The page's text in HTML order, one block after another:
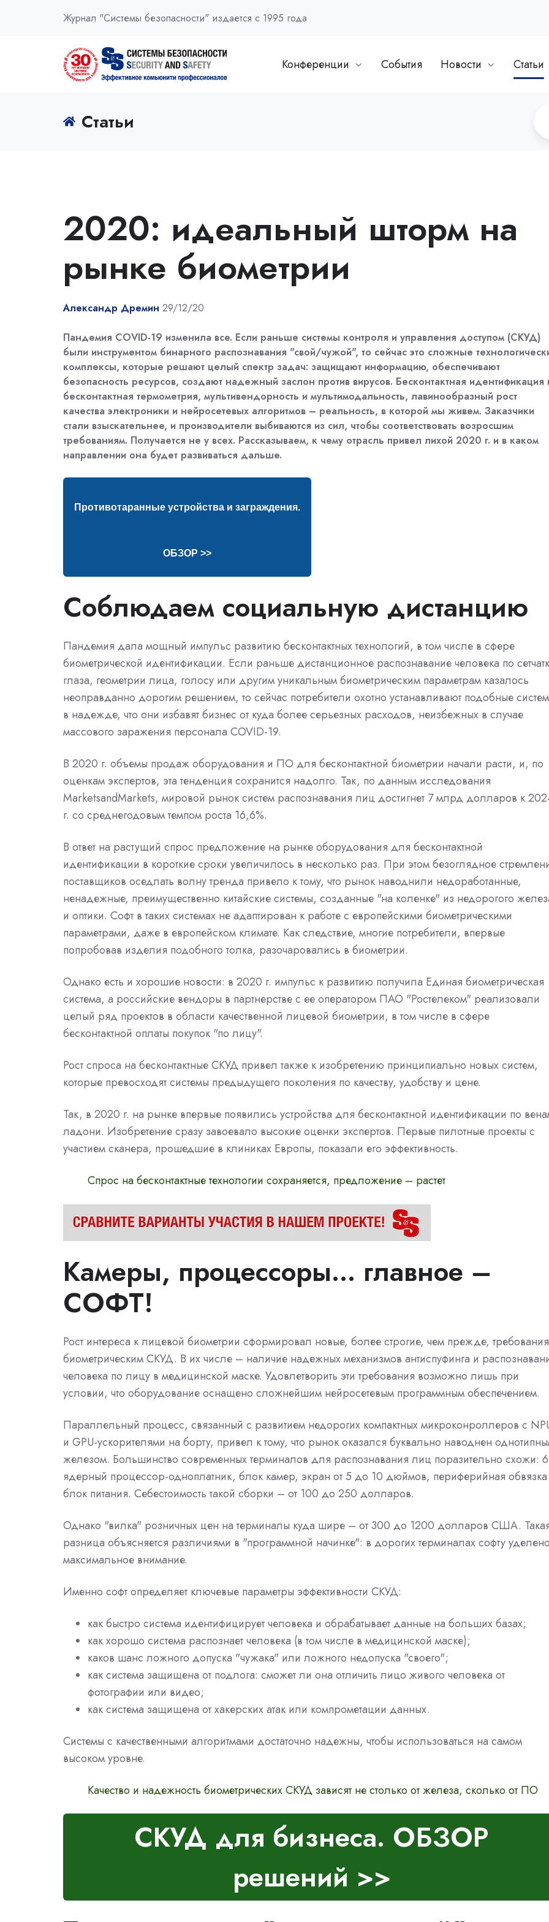
Журнал "Системы безопасности" издается с 1995 года
Конференции События Новости Статьи
Статьи
2020: идеальный шторм на
рынке биометрии
Александр Дремин 29/12/20
Пандемия COVID-19 изменила все. Если раньше системы контроля и управления доступом (СКУД)
были инструментом бинарного распознавания "свой/чужой", то сейчас это сложные
комплексы, которые решают целый спектр задач: защищают информацию, обеспечивают
безопасность ресурсов, создают надежный заслон против вирусов. Бесконтактная идентификация
бесконтактная термометрия, мультивендорность и мультимодальность, лавинообразный рост
качества электроники и нейросетевых алгоритмов – реальность, в которой мы живем. Заказчики
стали взыскательнее, и производители выбиваются из сил, чтобы соответствовать возросшим
требованиям. Получается не у всех. Рассказываем, к чему отрасль привел лихой 2020 г. и в каком
направлении она будет развиваться дальше.
Противотаранные устройства и заграждения.
ОБЗОР >>
Соблюдаем социальную дистанцию
Пандемия дала мощный импульс развитию бесконтактных технологий, в том числе в сфере
биометрической идентификации. Если раньше дистанционное распознавание человека по
глаза, геометрии лица, голосу или другим уникальным биометрическим параметрам казалось
неоправданно дорогим решением, то сейчас потребители охотно устанавливают подобные
в надежде, что они избавят бизнес от куда более серьезных расходов, неизбежных в случае
массового заражения персонала COVID-19.
В 2020 г. объемы продаж оборудования и ПО для бесконтактной биометрии начали расти, и, по
оценкам экспертов, эта тенденция сохранится надолго. Так, по данным исследования
MarketsandMarkets, мировой рынок систем распознавания лиц достигнет 7 млрд долларов к
г. со среднегодовым темпом роста 16,6%.
В ответ на растущий спрос предложение на рынке оборудования для бесконтактной
идентификации в короткие сроки увеличилось в несколько раз. При этом безоглядное
поставщиков оседлать волну тренда привело к тому, что рынок наводнили недоработанные,
ненадежные, преимущественно китайские системы, созданные "на коленке" из недорогого
и оптики. Софт в таких системах не адаптирован к работе с европейскими биометрическими
параметрами, даже в европейском климате. Как следствие, многие потребители, впервые
попробовав изделия подобного толка, разочаровались в биометрии.
Однако есть и хорошие новости: в 2020 г. импульс к развитию получила Единая биометрическая
система, а российские вендоры в партнерстве с ее оператором ПАО "Ростелеком" реализовали
целый ряд проектов в области качественной лицевой биометрии, в том числе в сфере
бесконтактной оплаты покупок "по лицу".
Рост спроса на бесконтактные СКУД привел также к изобретению принципиально новых систем,
которые превосходят системы предыдущего поколения по качеству, удобству и цене.
Так, в 2020 г. на рынке впервые появились устройства для бесконтактной идентификации по
ладони. Изобретение сразу завоевало высокие оценки экспертов. Первые пилотные проекты с
участием сканера, прошедшие в клиниках Европы, показали его эффективность.
Спрос на бесконтактные технологии сохраняется, предложение – растет
Камеры, процессоры… главное –
СОФТ!
Рост интереса к лицевой биометрии сформировал новые, более строгие, чем прежде,
биометрическим СКУД. В их числе – наличие надежных механизмов антиспуфинга и
человека по лицу в медицинской маске. Удовлетворить эти требования возможно лишь при
условии, что оборудование оснащено сложнейшим нейросетевым программным обеспечением.
Параллельный процесс, связанный с развитием недорогих компактных микроконроллеров с
и GPU-ускорителями на борту, привел к тому, что рынок оказался буквально наводнен
железом. Большинство современных терминалов для распознавания лиц поразительно схожи:
ядерный процессор-одноплатник, блок камер, экран от 5 до 10 дюймов, периферийная
блок питания. Себестоимость такой сборки – от 100 до 250 долларов.
Однако "вилка" розничных цен на терминалы куда шире – от 300 до 1200 долларов США.
разница объясняется различиями в "программной начинке": в дорогих терминалах софту уделено
максимальное внимание.
Именно софт определяет ключевые параметры эффективности СКУД:
как быстро система идентифицирует человека и обрабатывает данные на больших базах;
как хорошо система распознает человека (в том числе в медицинской маске);
каков шанс ложного допуска "чужака" или ложного недопуска "своего";
как система защищена от подлога: сможет ли она отличить лицо живого человека от
фотографии или видео;
как система защищена от хакерских атак или компрометации данных.
Системы с качественными алгоритмами достаточно надежны, чтобы использоваться на самом
высоком уровне.
Качество и надежность биометрических СКУД зависят не столько от железа, сколько от ПО
СКУД для бизнеса. ОБЗОР
решений >>